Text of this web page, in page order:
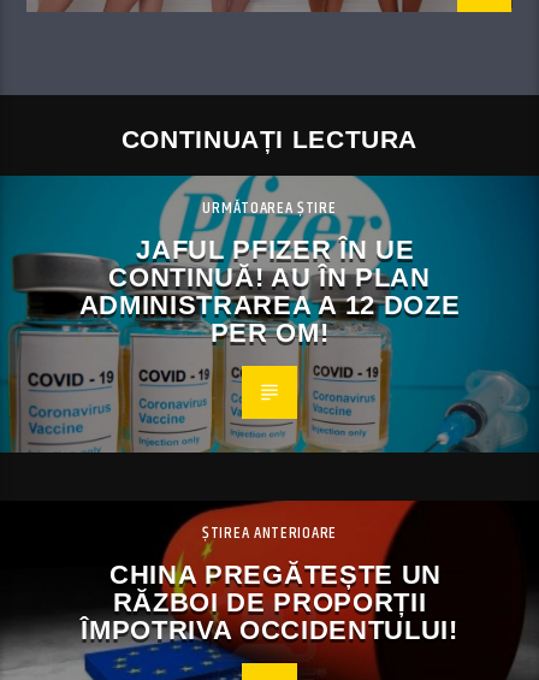
CONTINUAȚI LECTURA
URMĂTOAREA ȘTIRE
JAFUL PFIZER ÎN UE
CONTINUĂ! AU ÎN PLAN
ADMINISTRAREA A 12 DOZE
PER OM!
ȘTIREA ANTERIOARE
CHINA PREGĂTEȘTE UN
RĂZBOI DE PROPORȚII
ÎMPOTRIVA OCCIDENTULUI!